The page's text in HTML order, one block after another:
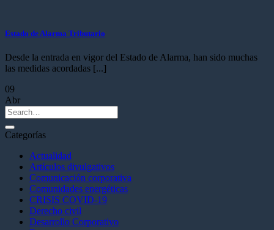
Estado de Alarma Tributario
Desde la entrada en vigor del Estado de Alarma, han sido muchas
las medidas acordadas [...]
09
Abr
Categorías
Actualidad
Artículos divulgativos
Comunicación corporativa
Comunidades energéticas
CRISIS COVID-19
Derecho civil
Desarrollo Corporativo